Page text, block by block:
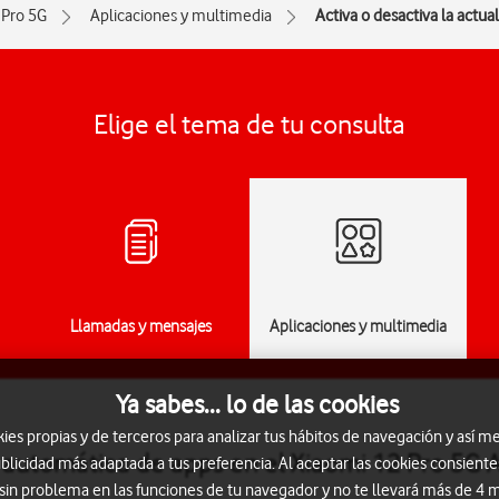
5G Aplicaciones y multimedia Activa o desactiva la
Elige el tema de tu consulta
Llamadas y mensajes Aplicaciones y multimedia
de apps en el Xiaomi 12 Pro 5G
Ya sabes... lo de las cookies
propias y de terceros para analizar tus hábitos de navegación y así
más adaptada a tus preferencia. Al aceptar las cookies
problema en las funciones de tu navegador y no te llevará más de 4